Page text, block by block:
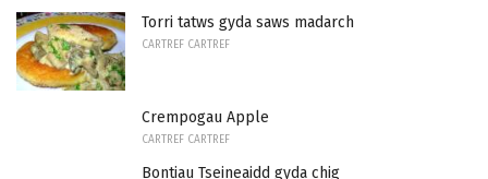
Torri tatws gyda saws madarch
CARTREF CARTREF
Crempogau Apple
CARTREF CARTREF
Bontiau Tseineaidd gyda chig